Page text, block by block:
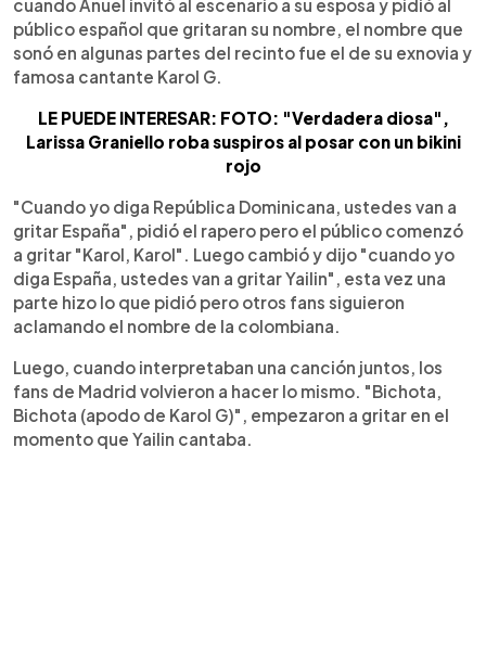
cuando Anuel invitó al escenario a su esposa y pidió al
público español que gritaran su nombre, el nombre que
sonó en algunas partes del recinto fue el de su exnovia y
famosa cantante Karol G.
LE PUEDE INTERESAR: FOTO: "Verdadera diosa",
Larissa Graniello roba suspiros al posar con un bikini
rojo
"Cuando yo diga República Dominicana, ustedes van a
gritar España", pidió el rapero pero el público comenzó
a gritar "Karol, Karol". Luego cambió y dijo "cuando yo
diga España, ustedes van a gritar Yailin", esta vez una
parte hizo lo que pidió pero otros fans siguieron
aclamando el nombre de la colombiana.
Luego, cuando interpretaban una canción juntos, los
fans de Madrid volvieron a hacer lo mismo. "Bichota,
Bichota (apodo de Karol G)", empezaron a gritar en el
momento que Yailin cantaba.